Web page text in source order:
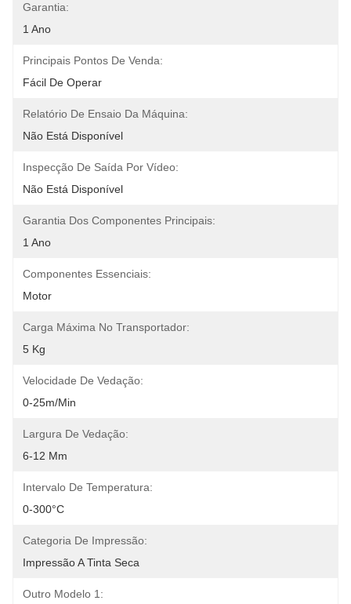
Garantia:
1 Ano
Principais Pontos De Venda:
Fácil De Operar
Relatório De Ensaio Da Máquina:
Não Está Disponível
Inspecção De Saída Por Vídeo:
Não Está Disponível
Garantia Dos Componentes Principais:
1 Ano
Componentes Essenciais:
Motor
Carga Máxima No Transportador:
5 Kg
Velocidade De Vedação:
0-25m/min
Largura De Vedação:
6-12 Mm
Intervalo De Temperatura:
0-300°C
Categoria De Impressão:
Impressão A Tinta Seca
Outro Modelo 1: